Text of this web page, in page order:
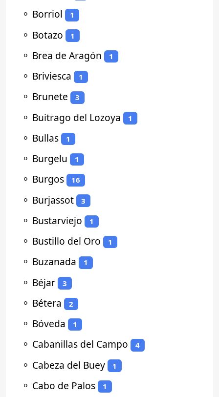
⚬ Borriol 1
⚬ Botazo 1
⚬ Brea de Aragón 1
⚬ Briviesca 1
⚬ Brunete 3
⚬ Buitrago del Lozoya 1
⚬ Bullas 1
⚬ Burgelu 1
⚬ Burgos 16
⚬ Burjassot 3
⚬ Bustarviejo 1
⚬ Bustillo del Oro 1
⚬ Buzanada 1
⚬ Béjar 3
⚬ Bétera 2
⚬ Bóveda 1
⚬ Cabanillas del Campo 4
⚬ Cabeza del Buey 1
⚬ Cabo de Palos 1